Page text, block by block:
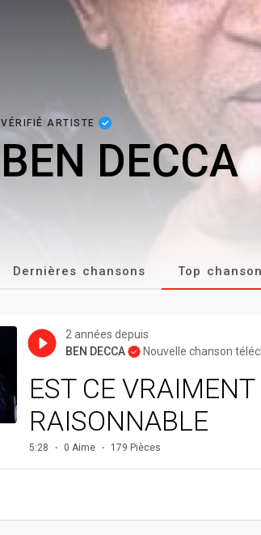
VÉRIFIÉ ARTISTE
BEN DECCA
Dernières chansons Top
2 années depuis
BEN DECCA
Nouvelle chanson
EST CE VRAIMENT
RAISONNABLE
5:28 0 Aime 179 Pièces